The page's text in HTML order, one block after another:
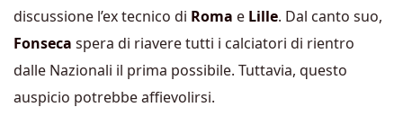
discussione l’ex tecnico di Roma e Lille. Dal canto suo,
Fonseca spera di riavere tutti i calciatori di rientro
dalle Nazionali il prima possibile. Tuttavia, questo
auspicio potrebbe affievolirsi.